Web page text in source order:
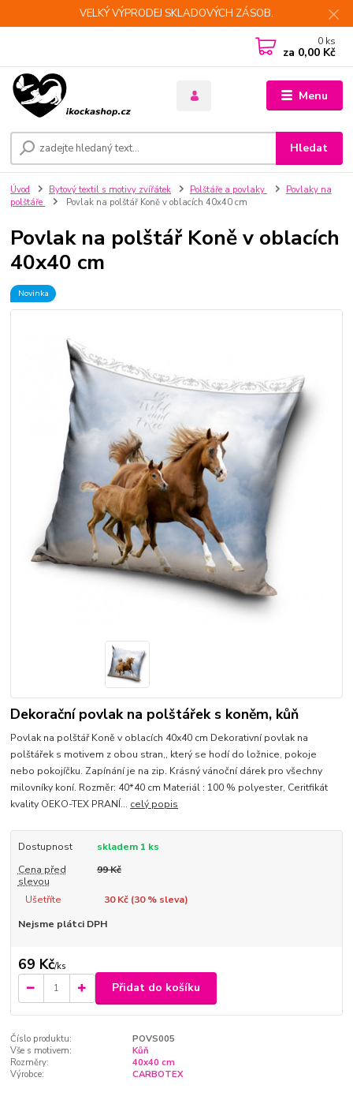
VELKÝ VÝPRODEJ SKLADOVÝCH ZÁSOB.
Menu
Hledat
0 ks
za 0,00 Kč
Úvod Bytový textil s motivy zvířátek Polštáře a povlaky
Povlaky na
polštáře
Povlak na polštář Koně v oblacích 40x40 cm
Povlak na polštář Koně v oblacích
40x40 cm
Novinka
Dekorační povlak na polštářek s koněm, kůň
Povlak na polštář Koně v oblacích 40x40 cm Dekorativní povlak na
polštářek s motivem z obou stran,, který se hodí do ložnice, pokoje
nebo pokojíčku. Zapínání je na zip. Krásný vánoční dárek pro všechny
milovníky koní. Rozměr: 40*40 cm Materiál : 100 % polyester, Ceritfikát
kvality OEKO-TEX PRANÍ... celý popis
Dostupnost
skladem 1 ks
Cena před
slevou
99 Kč
Ušetříte 30 Kč (30% sleva)
Nejsme plátci DPH
69 Kč/ks
Přidat do košíku
Číslo produktu:
POVS005
Vše s motivem:
Kůň
Rozměry:
40x40 cm
Výrobce:
CARBOTEX